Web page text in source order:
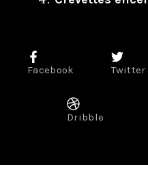
Facebook Twitter
Dribble